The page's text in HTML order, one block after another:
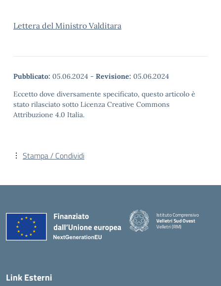
Lettera del Ministro Valditara
Pubblicato: 05.06.2024 - Revisione: 05.06.2024
Eccetto dove diversamente specificato, questo articolo è
stato rilasciato sotto Licenza Creative Commons
Attribuzione 4.0 Italia.
Stampa / Condividi
Istituto Comprensivo
Velletri Sud Ovest
Velletri (RM)
Link Esterni